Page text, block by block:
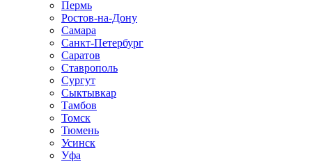
Пермь
Ростов-на-Дону
Самара
Санкт-Петербург
Саратов
Ставрополь
Сургут
Сыктывкар
Тамбов
Томск
Тюмень
Усинск
Уфа